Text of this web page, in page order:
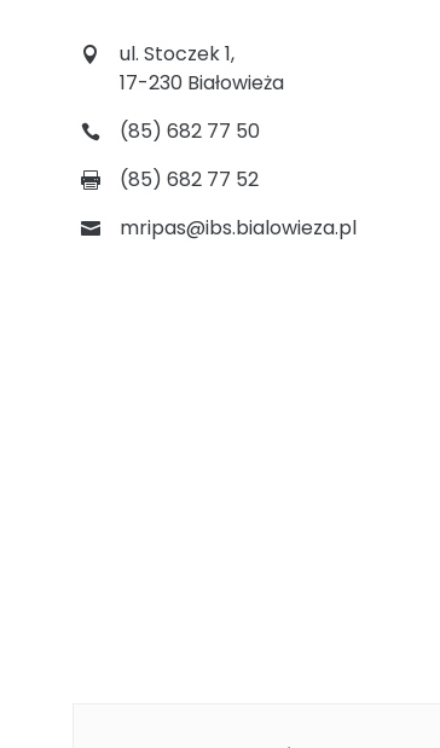
ul. Stoczek 1,
17-230 Białowieża
(85) 682 77 50
(85) 682 77 52
mripas@ibs.bialowieza.pl